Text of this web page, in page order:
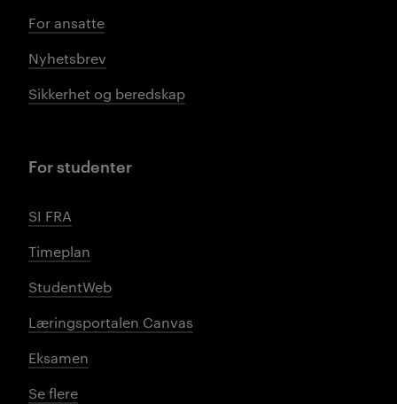
For ansatte
Nyhetsbrev
Sikkerhet og beredskap
For studenter
SI FRA
Timeplan
StudentWeb
Læringsportalen Canvas
Eksamen
Se flere